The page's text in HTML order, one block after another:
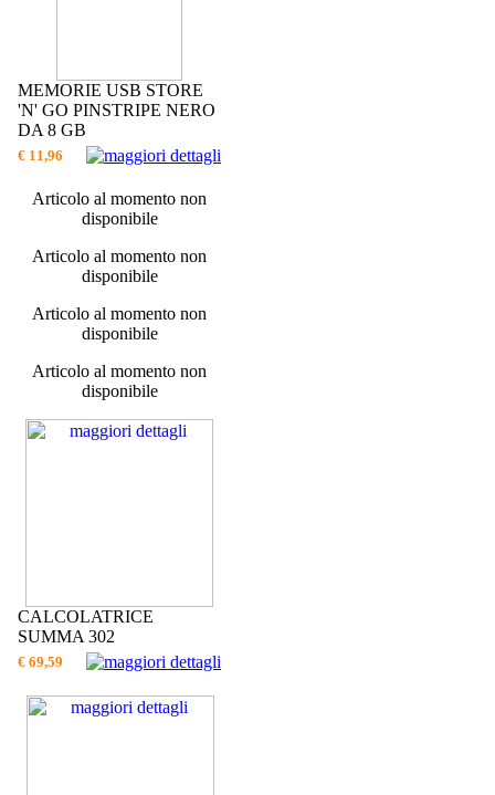
MEMORIE USB STORE
'N' GO PINSTRIPE NERO
DA 8 GB
€ 11,96
Articolo al momento non
disponibile
Articolo al momento non
disponibile
Articolo al momento non
disponibile
Articolo al momento non
disponibile
CALCOLATRICE
SUMMA 302
€ 69,59